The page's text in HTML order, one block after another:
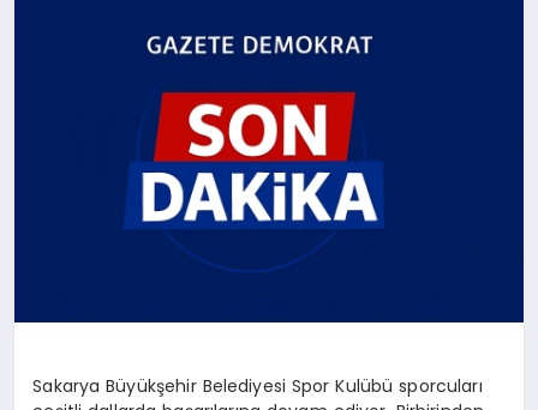
Sakarya Büyükşehir Belediyesi Spor Kulübü sporcuları